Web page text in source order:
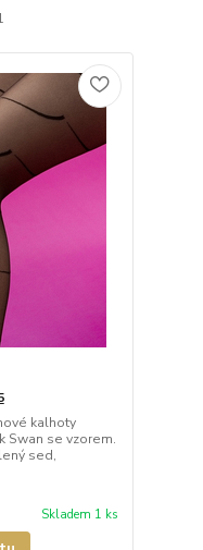
kalhoty
Swan se vzorem.
sed,
Skladem 1 ks